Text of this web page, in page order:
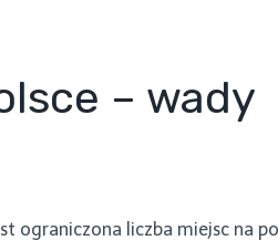
– wady
ograniczona liczba miejsc na